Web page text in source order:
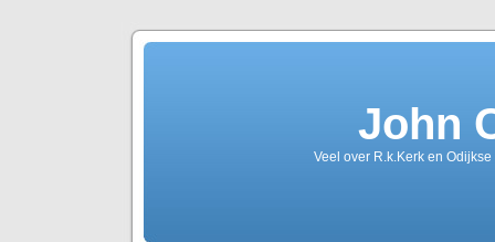
John
Veel over R.k.Kerk en